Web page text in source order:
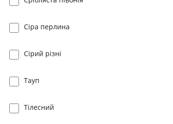
Сіра перлина
Сірий різні
Тауп
Тілесний